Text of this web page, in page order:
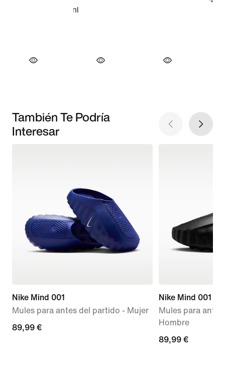
También Te Podría
Interesar
Nike Mind 001
Mules para antes del partido - Mujer
89,99 €
89,99 €
Nike Mind 001
Mules para
Hombre
89,99 €
89,99 €